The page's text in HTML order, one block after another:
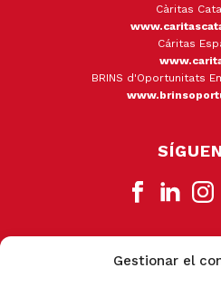
Gestionar el
Càritas
Cáritas
BRINS d'Oportunitats
CANAL DE DENUNCIA